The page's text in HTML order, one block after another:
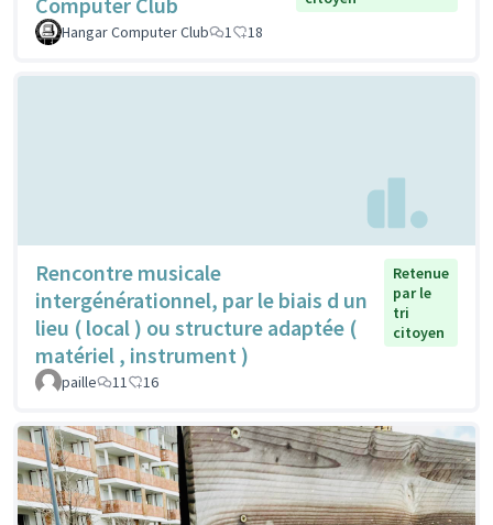
Hangar Computer Club
1 18
Rencontre musicale
intergénérationnel, par le biais d un
lieu ( local ) ou structure adaptée (
matériel , instrument )
Retenue
par le
tri
citoyen
paille 11 16